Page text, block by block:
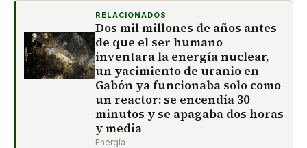
RELACIONADOS
Dos mil millones de años antes
de que el ser humano
inventara la energía nuclear,
un yacimiento de uranio en
Gabón ya funcionaba solo como
un reactor: se encendía 30
minutos y se apagaba dos horas
y media
Energía